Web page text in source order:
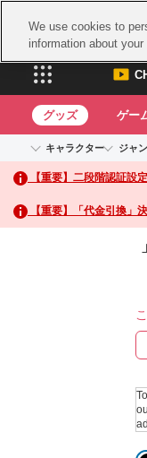
ASOBI
グッズ ゲー
キャラクター
アイド
アイドル
アイドル
アイド
プロジ
テイル
ジャ
【重要】二段階認証設
【重要】「代金引換」
We use cookies to
information about